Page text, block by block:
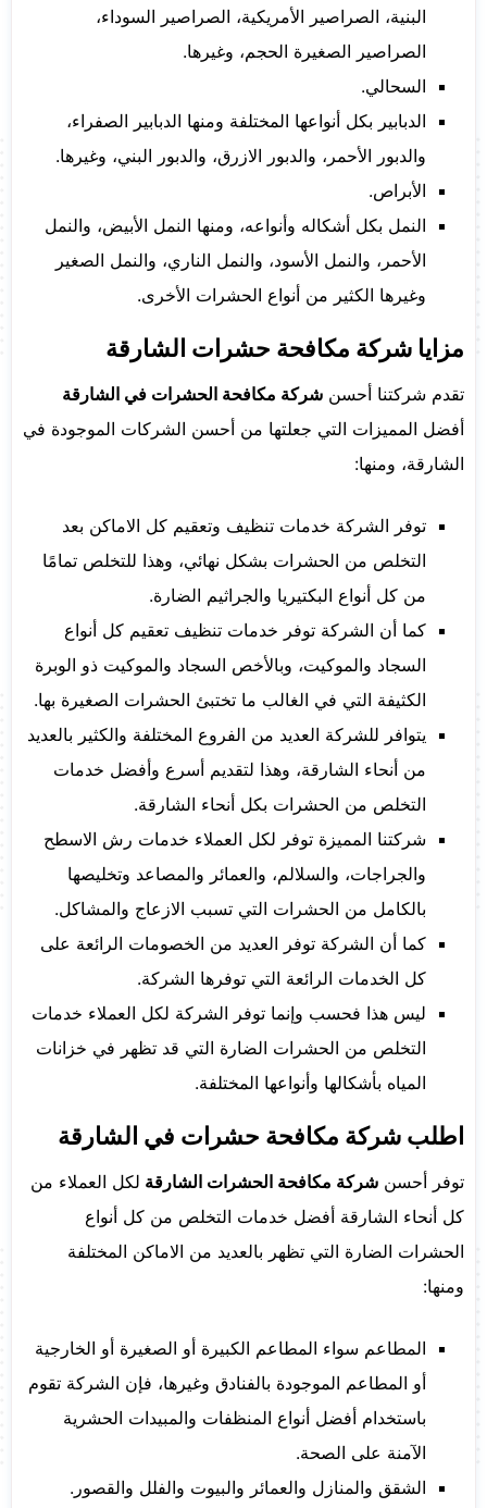
البنية، الصراصير الأمريكية، الصراصير السوداء،
الصراصير الصغيرة الحجم، وغيرها.
السحالي.
الدبابير بكل أنواعها المختلفة ومنها الدبابير الصفراء،
والدبور الأحمر، والدبور الازرق، والدبور البني، وغيرها.
الأبراص.
النمل بكل أشكاله وأنواعه، ومنها النمل الأبيض، والنمل
الأحمر، والنمل الأسود، والنمل الناري، والنمل الصغير
وغيرها الكثير من أنواع الحشرات الأخرى.
مزايا شركة مكافحة حشرات الشارقة
تقدم شركتنا أحسن شركة مكافحة الحشرات في الشارقة
أفضل المميزات التي جعلتها من أحسن الشركات الموجودة في
الشارقة، ومنها:
توفر الشركة خدمات تنظيف وتعقيم كل الاماكن بعد
التخلص من الحشرات بشكل نهائي، وهذا للتخلص تمامًا
من كل أنواع البكتيريا والجراثيم الضارة.
كما أن الشركة توفر خدمات تنظيف تعقيم كل أنواع
السجاد والموكيت، وبالأخص السجاد والموكيت ذو الوبرة
الكثيفة التي في الغالب ما تختبئ الحشرات الصغيرة بها.
يتوافر للشركة العديد من الفروع المختلفة والكثير بالعديد
من أنحاء الشارقة، وهذا لتقديم أسرع وأفضل خدمات
التخلص من الحشرات بكل أنحاء الشارقة.
شركتنا المميزة توفر لكل العملاء خدمات رش الاسطح
والجراجات، والسلالم، والعمائر والمصاعد وتخليصها
بالكامل من الحشرات التي تسبب الازعاج والمشاكل.
كما أن الشركة توفر العديد من الخصومات الرائعة على
كل الخدمات الرائعة التي توفرها الشركة.
ليس هذا فحسب وإنما توفر الشركة لكل العملاء خدمات
التخلص من الحشرات الضارة التي قد تظهر في خزانات
المياه بأشكالها وأنواعها المختلفة.
اطلب شركة مكافحة حشرات في الشارقة
توفر أحسن شركة مكافحة الحشرات الشارقة لكل العملاء من
كل أنحاء الشارقة أفضل خدمات التخلص من كل أنواع
الحشرات الضارة التي تظهر بالعديد من الاماكن المختلفة
ومنها:
المطاعم سواء المطاعم الكبيرة أو الصغيرة أو الخارجية
أو المطاعم الموجودة بالفنادق وغيرها، فإن الشركة تقوم
باستخدام أفضل أنواع المنظفات والمبيدات الحشرية
الآمنة على الصحة.
الشقق والمنازل والعمائر والبيوت والفلل والقصور.